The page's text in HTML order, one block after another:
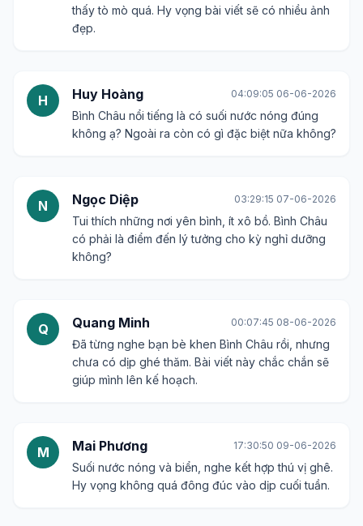
thấy tò mò quá. Hy vọng bài viết sẽ có nhiều ảnh
đẹp.
H Huy Hoàng 04:09:05 06-06-2026
Bình Châu nổi tiếng là có suối nước nóng đúng
không ạ? Ngoài ra còn có gì đặc biệt nữa không?
N Ngọc Diệp 03:29:15 07-06-2026
Tui thích những nơi yên bình, ít xô bồ. Bình Châu
có phải là điểm đến lý tưởng cho kỳ nghỉ dưỡng
không?
Q Quang Minh 00:07:45 08-06-2026
Đã từng nghe bạn bè khen Bình Châu rồi, nhưng
chưa có dịp ghé thăm. Bài viết này chắc chắn sẽ
giúp mình lên kế hoạch.
M Mai Phương 17:30:50 09-06-2026
Suối nước nóng và biển, nghe kết hợp thú vị ghê.
Hy vọng không quá đông đúc vào dịp cuối tuần.